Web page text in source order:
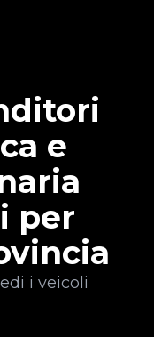
e
per
i veicoli